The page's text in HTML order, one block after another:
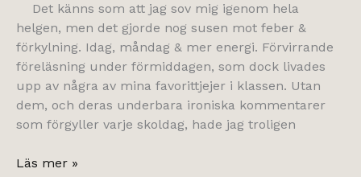
Det känns som att jag sov mig igenom hela
helgen, men det gjorde nog susen mot feber &
förkylning. Idag, måndag & mer energi. Förvirrande
föreläsning under förmiddagen, som dock livades
upp av några av mina favorittjejer i klassen. Utan
dem, och deras underbara ironiska kommentarer
som förgyller varje skoldag, hade jag troligen
nionde
Läs mer »